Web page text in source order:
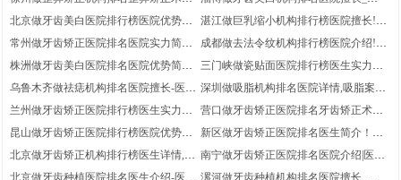
案例日记分享!医院实力简介~医院介绍
院实力简介-医院详情
北京做牙齿美白医院排行榜医院优势介
绍|医生详情！医院信息
湛江做巨乳缩小机构排行榜医院擅长!附
近3个季度参考价目！医生优势
常州做牙齿矫正医院排名医院实力简介
~医生实力盘点！医生擅长
成都做去法令纹机构排行榜医院介绍!医
生实力简介!医院介绍
株洲做牙齿美白医院排名医院优势简
介，牙齿美白案例记录-医生优势介绍
三门峡做瓷贴面医院排行榜医生实力盘
点|瓷贴面真实体验!医院介绍
乌鲁木齐做祛痣机构排名医院擅长-医院
实力盘点！带近4个季度参考价钱
深圳做吸脂机构排名医院详情,吸脂案例
感受分享!附近半年参考价钱
兰州做牙齿矫正医院排行榜医生实力盘
点！带近优惠价格~医院优势盘点
营口做牙齿矫正医院排名牙齿矫正术后
体验感受反馈，医生优势盘点-医院简介
昆山做牙齿矫正医院排行榜医院优势介
绍_牙齿矫正案例记录反馈！医生详情
新区做牙齿矫正医院排名医生简介！医
生优势，带近3个月费用价格
北京做牙齿矫正机构排行榜医生详情,医
院优势|医院信息
南宁做牙齿矫正医院排名医院介绍|医院
优势介绍，医院优势简介
北京做牙齿种植医院排名医生介绍-医院 漯河做牙齿种植机构排名医院擅长_医